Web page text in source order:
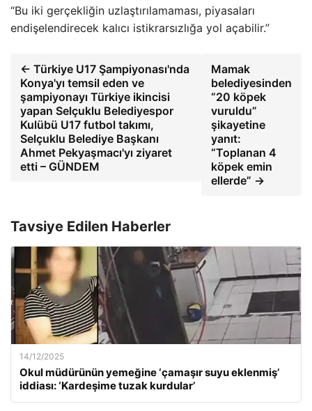
“Bu iki gerçekliğin uzlaştırılamaması, piyasaları
endişelendirecek kalıcı istikrarsızlığa yol açabilir.”
← Türkiye U17 Şampiyonası'nda
Konya'yı temsil eden ve
şampiyonayı Türkiye ikincisi
yapan Selçuklu Belediyespor
Kulübü U17 futbol takımı,
Selçuklu Belediye Başkanı
Ahmet Pekyaşmacı'yı ziyaret
etti – GÜNDEM
Mamak
belediyesinden
“20 köpek
vuruldu”
şikayetine
yanıt:
“Toplanan 4
köpek emin
ellerde” →
Tavsiye Edilen Haberler
14/12/2025
Okul müdürünün yemeğine ‘çamaşır suyu eklenmiş’
iddiası: ‘Kardeşime tuzak kurdular’